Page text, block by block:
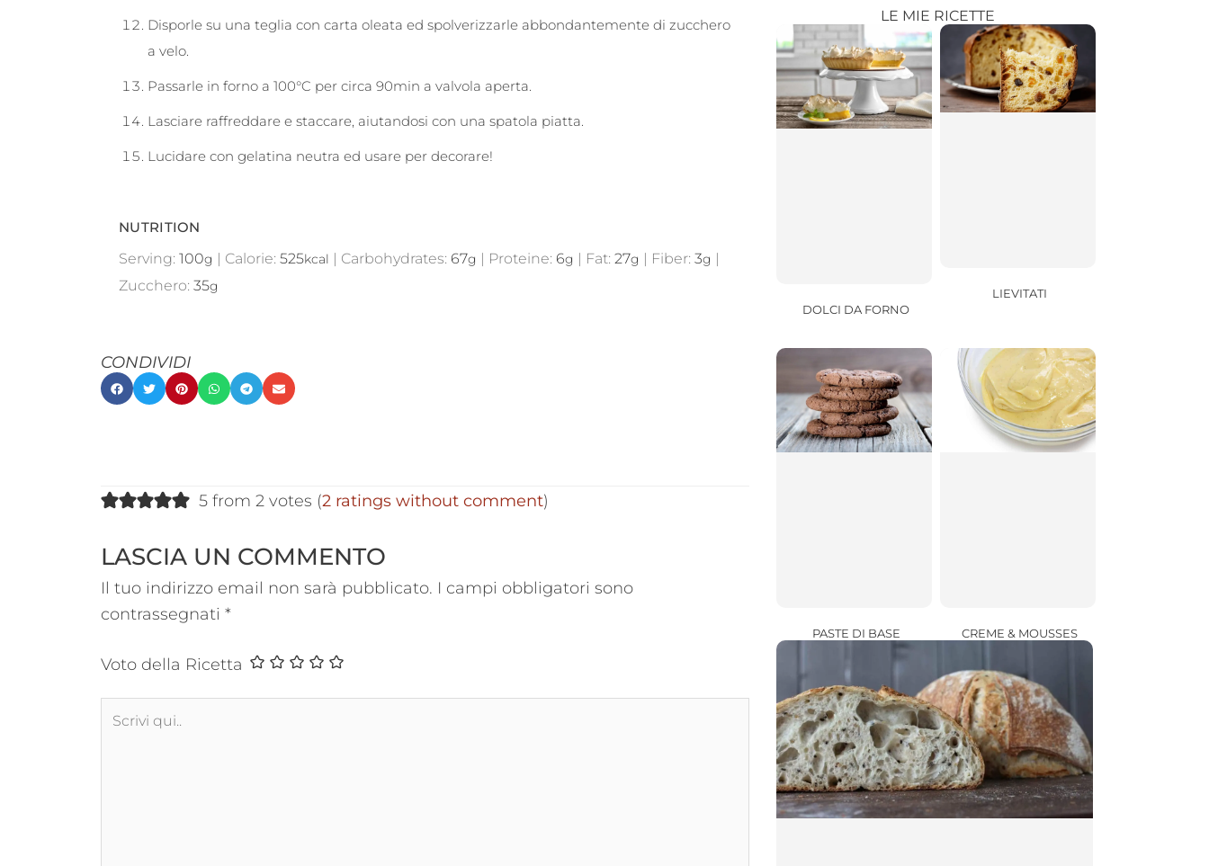
Disporle su una teglia con carta oleata ed spolverizzarle abbondantemente di zucchero
a velo.
Passarle in forno a 100°C per circa 90min a valvola aperta.
Lasciare raffreddare e staccare, aiutandosi con una spatola piatta.
Lucidare con gelatina neutra ed usare per decorare!
NUTRITION
Serving: 100g | Calorie: 525kcal | Carbohydrates: 67g | Proteine: 6g | Fat: 27g | Fiber: 3g |
Zucchero: 35g
CONDIVIDI
5 from 2 votes (2 ratings without comment)
LASCIA UN COMMENTO
Il tuo indirizzo email non sarà pubblicato. I campi obbligatori sono
contrassegnati *
Voto della Ricetta
LE MIE RICETTE
DOLCI DA FORNO
LIEVITATI
PASTE DI BASE CREME & MOUSSES